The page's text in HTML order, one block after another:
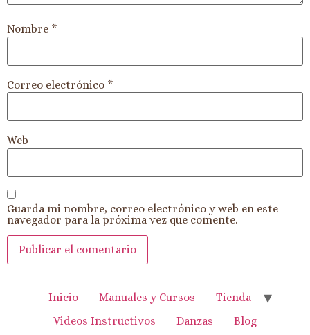
Nombre *
Correo electrónico *
Web
Guarda mi nombre, correo electrónico y web en este
navegador para la próxima vez que comente.
Inicio Manuales y Cursos
Tienda
Videos Instructivos
Danzas
Blog